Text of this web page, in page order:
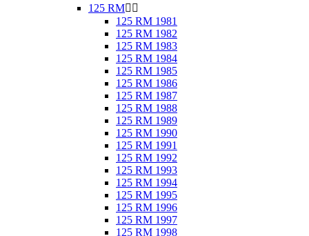
125 RM 
125 RM 1981
125 RM 1982
125 RM 1983
125 RM 1984
125 RM 1985
125 RM 1986
125 RM 1987
125 RM 1988
125 RM 1989
125 RM 1990
125 RM 1991
125 RM 1992
125 RM 1993
125 RM 1994
125 RM 1995
125 RM 1996
125 RM 1997
125 RM 1998